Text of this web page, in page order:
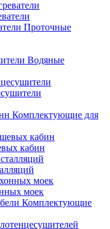
Проточные
Водяные
Комплектующие для
кабин
моек
Комплектующие